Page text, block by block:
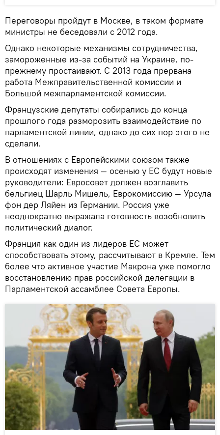
Переговоры пройдут в Москве, в таком формате
министры не беседовали с 2012 года.
Однако некоторые механизмы сотрудничества,
замороженные из-за событий на Украине, по-
прежнему простаивают. С 2013 года прервана
работа Межправительственной комиссии и
Большой межпарламентской комиссии.
Французские депутаты собирались до конца
прошлого года разморозить взаимодействие по
парламентской линии, однако до сих пор этого не
сделали.
В отношениях с Европейскими союзом также
происходят изменения — осенью у ЕС будут новые
руководители: Евросовет должен возглавить
бельгиец Шарль Мишель, Еврокомиссию — Урсула
фон дер Ляйен из Германии. Россия уже
неоднократно выражала готовность возобновить
политический диалог.
Франция как один из лидеров ЕС может
способствовать этому, рассчитывают в Кремле. Тем
более что активное участие Макрона уже помогло
восстановлению прав российской делегации в
Парламентской ассамблее Совета Европы.